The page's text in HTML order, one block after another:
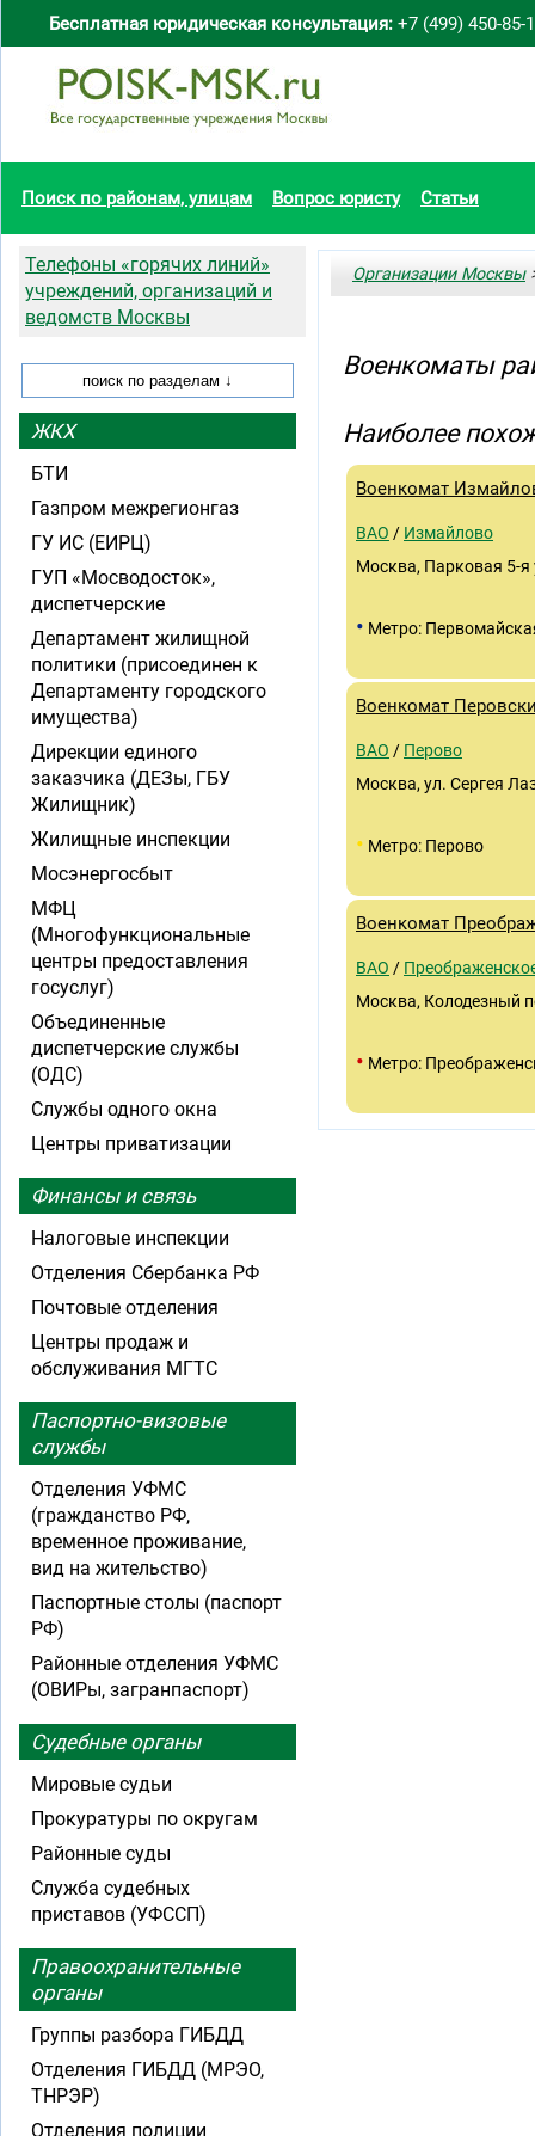
Бесплатная юридическая консультация: +7 (499) 450-85-
Поиск по районам, улицам Вопрос юристу Статьи
Организации Москвы
Военкоматы
Наиболее
Военкомат
ВАО / Измайлово
Москва, Парковая 5-я
• Метро:
Военкомат
ВАО / Перово
Москва, ул. Сергея
• Метро: Перово
Военкомат
ВАО /
Москва, Колодезный
• Метро:
Телефоны «горячих линий»
учреждений, организаций и
ведомств Москвы
ЖКХ
БТИ
Газпром межрегионгаз
ГУ ИС (ЕИРЦ)
ГУП «Мосводосток»,
диспетчерские
Департамент жилищной
политики (присоединен к
Департаменту городского
имущества)
Дирекции единого
заказчика (ДЕЗы, ГБУ
Жилищник)
Жилищные инспекции
Мосэнергосбыт
МФЦ
(Многофункциональные
центры предоставления
госуслуг)
Объединенные
диспетчерские службы
(ОДС)
Службы одного окна
Центры приватизации
Финансы и связь
Налоговые инспекции
Отделения Сбербанка РФ
Почтовые отделения
Центры продаж и
обслуживания МГТС
Паспортно-визовые
службы
Отделения УФМС
(гражданство РФ,
временное проживание,
вид на жительство)
Паспортные столы (паспорт
РФ)
Районные отделения УФМС
(ОВИРы, загранпаспорт)
Судебные органы
Мировые судьи
Прокуратуры по округам
Районные суды
Служба судебных
приставов (УФССП)
Правоохранительные
органы
Группы разбора ГИБДД
Отделения ГИБДД (МРЭО,
ТНРЭР)
Отделения полиции